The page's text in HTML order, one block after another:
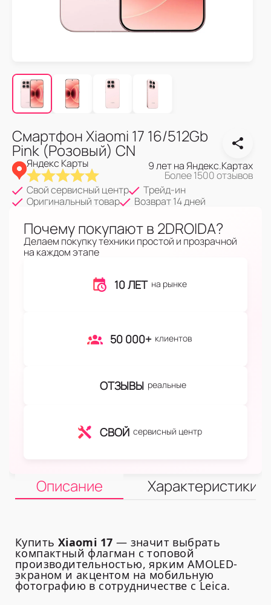
Смартфон Xiaomi 17 16/512Gb
Pink (Розовый) CN
Яндекс Карты 9 лет на Яндекс.Картах
Более 1500 отзывов
Свой сервисный центр
Трейд-ин
Оригинальный товар
Возврат 14 дней
Почему покупают в 2DROIDA?
Делаем покупку техники простой и прозрачной
на каждом этапе
10 ЛЕТ на рынке
50 000+ клиентов
ОТЗЫВЫ реальные
СВОЙ сервисный центр
Описание Характеристики
Купить Xiaomi 17 — значит выбрать
компактный флагман с топовой
производительностью, ярким AMOLED-
экраном и акцентом на мобильную
фотографию в сотрудничестве с Leica.